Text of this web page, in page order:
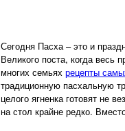
Сегодня Пасха – это и
Великого поста, когда весь
многих семьях рецепты
традиционную пасхальную
целого ягненка готовят не
на стол крайне редко.